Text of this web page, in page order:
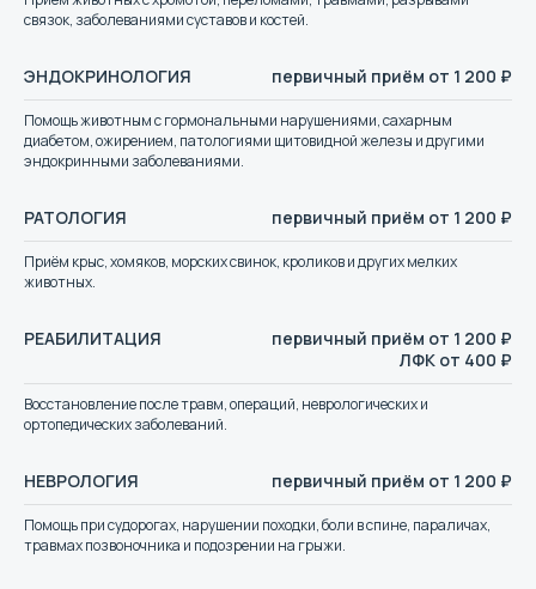
связок, заболеваниями суставов и костей.
ЭНДОКРИНОЛОГИЯ первичный приём от 1 200 ₽
Помощь животным с гормональными нарушениями, сахарным
диабетом, ожирением, патологиями щитовидной железы и другими
эндокринными заболеваниями.
РАТОЛОГИЯ первичный приём от 1 200 ₽
Приём крыс, хомяков, морских свинок, кроликов и других мелких
животных.
РЕАБИЛИТАЦИЯ
первичный приём от 1 200 ₽
ЛФК от 400 ₽
Восстановление после травм, операций, неврологических и
ортопедических заболеваний.
НЕВРОЛОГИЯ первичный приём от 1 200 ₽
Помощь при судорогах, нарушении походки, боли в спине, параличах,
травмах позвоночника и подозрении на грыжи.
Запишитесь на приём
или диагностику
Для связи
Адрес
Тульская область, г. Щёкино,
ул. Болдина, 117Б
Круглосуточно, без выходных